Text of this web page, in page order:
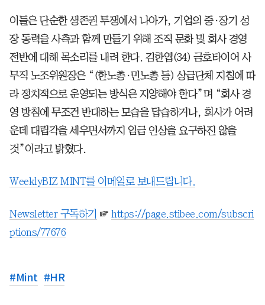
이들은 단순한 생존권 투쟁에서 나아가, 기업의 중·장기 성
장 동력을 사측과 함께 만들기 위해 조직 문화 및 회사 경영
전반에 대해 목소리를 내려 한다. 김한엽(34) 금호타이어 사
무직 노조위원장은 “(한노총·민노총 등) 상급단체 지침에 따
라 정치적으로 운영되는 방식은 지양해야 한다”며 “회사 경
영 방침에 무조건 반대하는 모습을 답습하거나, 회사가 어려
운데 대립각을 세우면서까지 임금 인상을 요구하진 않을
것”이라고 밝혔다.
WeeklyBIZ MINT를 이메일로 보내드립니다.
Newsletter 구독하기 ☞ https://page.stibee.com/subscri
ptions/77676
#Mint #HR